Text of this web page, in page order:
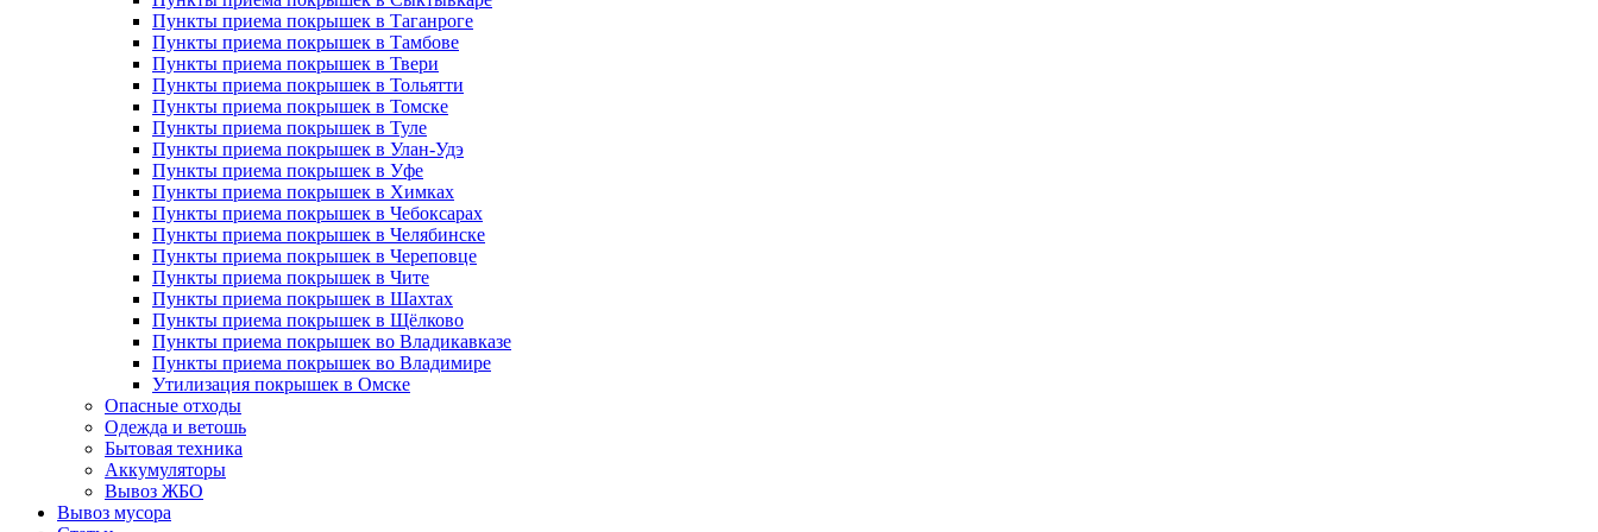
Пункты приема покрышек в Таганроге
Пункты приема покрышек в Тамбове
Пункты приема покрышек в Твери
Пункты приема покрышек в Тольятти
Пункты приема покрышек в Томске
Пункты приема покрышек в Туле
Пункты приема покрышек в Улан-Удэ
Пункты приема покрышек в Уфе
Пункты приема покрышек в Химках
Пункты приема покрышек в Чебоксарах
Пункты приема покрышек в Челябинске
Пункты приема покрышек в Череповце
Пункты приема покрышек в Чите
Пункты приема покрышек в Шахтах
Пункты приема покрышек в Щёлково
Пункты приема покрышек во Владикавказе
Пункты приема покрышек во Владимире
Утилизация покрышек в Омске
Опасные отходы
Одежда и ветошь
Бытовая техника
Аккумуляторы
Вывоз ЖБО
Вывоз мусора